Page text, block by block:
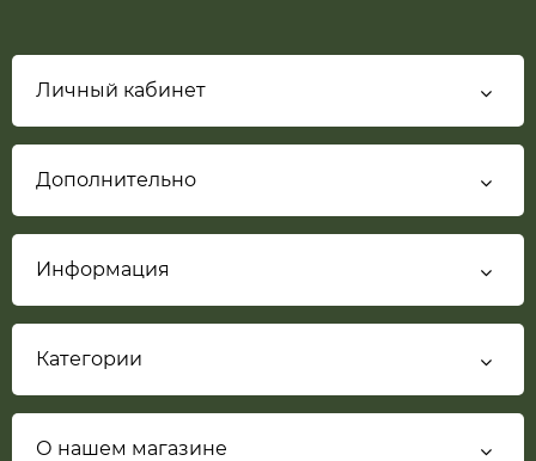
Личный кабинет
Дополнительно
Информация
Категории
О нашем магазине